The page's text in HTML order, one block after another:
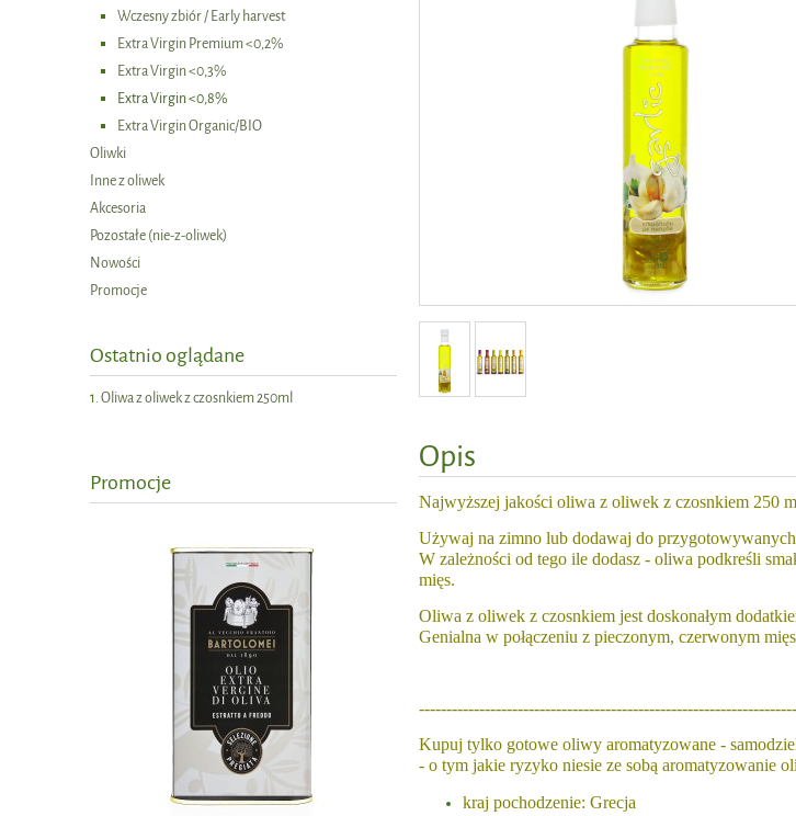
Wczesny zbiór / Early harvest
Extra Virgin Premium <0,2%
Extra Virgin <0,3%
Extra Virgin <0,8%
Extra Virgin Organic/BIO
Oliwki
Inne z oliwek
Akcesoria
Pozostałe (nie-z-oliwek)
Nowości
Promocje
Ostatnio oglądane
Oliwa z oliwek z czosnkiem 250ml
Promocje
Opis
Najwyższej jakości oliwa z oliwek z czosnkiem 250
Używaj na zimno lub dodawaj do
W zależności od tego ile dodasz - oliwa podkreśli
mięs.
Oliwa z oliwek z czosnkiem jest doskonałym
Genialna w połączeniu z pieczonym, czerwonym
Kupuj tylko gotowe oliwy aromatyzowane -
- o tym jakie ryzyko niesie ze sobą aromatyzowanie
kraj pochodzenie: Grecja